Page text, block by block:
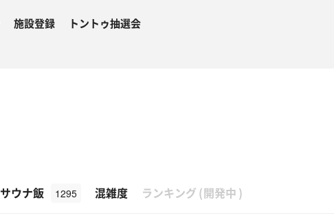
施設登録 トントゥ抽選会
サウナ飯 1295 混雑度 ランキング (開発中 )